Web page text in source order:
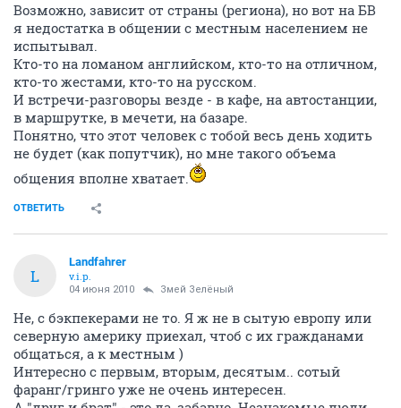
Возможно, зависит от страны (региона), но вот на БВ
я недостатка в общении с местным населением не
испытывал.
Кто-то на ломаном английском, кто-то на отличном,
кто-то жестами, кто-то на русском.
И встречи-разговоры везде - в кафе, на автостанции,
в маршрутке, в мечети, на базаре.
Понятно, что этот человек с тобой весь день ходить
не будет (как попутчик), но мне такого объема
общения вполне хватает.
ОТВЕТИТЬ
L
Landfahrer
v.i.p.
04 июня 2010 Змей Зелёный
Не, с бэкпекерами не то. Я ж не в сытую европу или
северную америку приехал, чтоб с их гражданами
общаться, а к местным )
Интересно с первым, вторым, десятым.. сотый
фаранг/гринго уже не очень интересен.